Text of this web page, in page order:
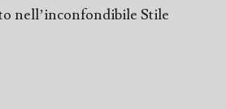
nell’inconfondibile Stile